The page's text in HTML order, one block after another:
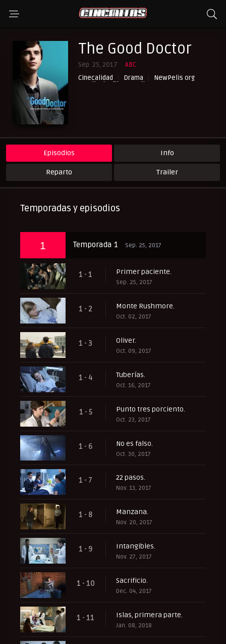
The Good Doctor
Sep. 25, 2017
ABC
Cinecalidad
Drama
NewPelis org
Peliculasflix
Pelismart
Episodios Info
Reparto Trailer
Temporadas y episodios
1 Temporada 1 Sep. 25, 2017
1 - 1 Primer paciente.
Sep. 25, 2017
1 - 2 Monte Rushmore.
Oct. 02, 2017
1 - 3 Oliver.
Oct. 09, 2017
1 - 4 Tuberías.
Oct. 16, 2017
1 - 5 Punto tres porciento.
Oct. 23, 2017
1 - 6 No es falso.
Oct. 30, 2017
1 - 7 22 pasos.
Nov. 13, 2017
1 - 8 Manzana.
Nov. 20, 2017
1 - 9 Intangibles.
Nov. 27, 2017
1 - 10 Sacrificio.
Dec. 04, 2017
1 - 11 Islas, primera parte.
Jan. 08, 2018